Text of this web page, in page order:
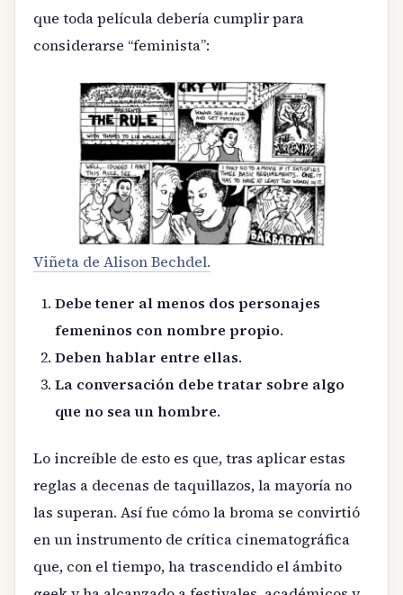
que toda película debería cumplir para
considerarse “feminista”:
Viñeta de Alison Bechdel.
Debe tener al menos dos personajes
femeninos con nombre propio.
Deben hablar entre ellas.
La conversación debe tratar sobre algo
que no sea un hombre.
Lo increíble de esto es que, tras aplicar estas
reglas a decenas de taquillazos, la mayoría no
las superan. Así fue cómo la broma se convirtió
en un instrumento de crítica cinematográfica
que, con el tiempo, ha trascendido el ámbito